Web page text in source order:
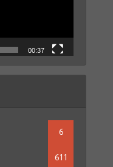
00:37
6
611